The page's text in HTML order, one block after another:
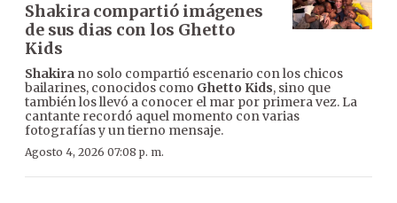
Shakira compartió imágenes
de sus dias con los Ghetto
Kids
Shakira no solo compartió escenario con los chicos
bailarines, conocidos como Ghetto Kids, sino que
también los llevó a conocer el mar por primera vez. La
cantante recordó aquel momento con varias
fotografías y un tierno mensaje.
Agosto 4, 2026 07:08 p. m.